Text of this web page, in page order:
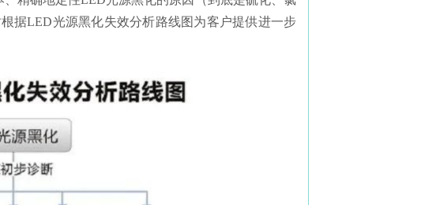
据LED光源黑化失效分析路线图为客户提供进一步